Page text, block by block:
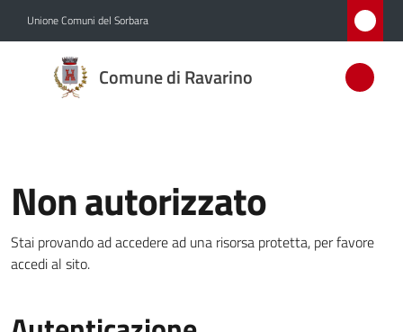
Unione Comuni del Sorbara
Comune di Ravarino
Comune
di
Amministrazione
Novità
Menu selezionato
Non autorizzato
Stai provando ad accedere ad una risorsa protetta, per favore
accedi al sito.